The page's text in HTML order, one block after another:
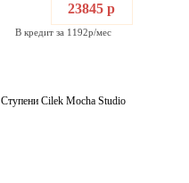
23845 р
В кредит за 1192р/мес
Ступени Cilek Mocha Studio